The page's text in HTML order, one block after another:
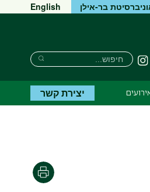
בר-אילן English
יוטיוב Instagram
חיפוש
חיפוש
חיפוש
יצירת קשר
הדפסה